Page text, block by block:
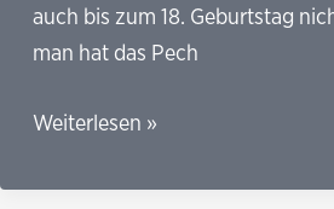
auch bis zum 18. Geburtstag
man hat das Pech
Die
danach:
Weiterlesen »